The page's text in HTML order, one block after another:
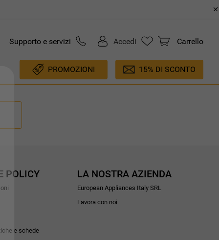
Supporto e servizi Accedi Carrello
PROMOZIONI 15% DI SCONTO
POLICY
e schede
LA NOSTRA AZIENDA
European Appliances Italy SRL
Lavora con noi